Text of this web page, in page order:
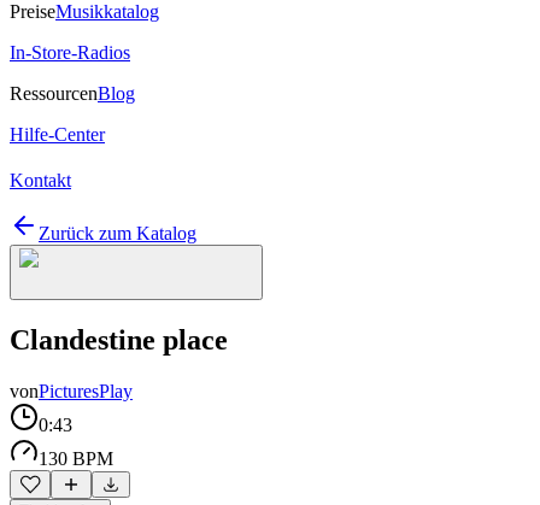
PreiseMusikkatalog
In-Store-Radios
RessourcenBlog
Hilfe-Center
Kontakt
Zurück zum Katalog
Clandestine place
vonPicturesPlay
0:43
130 BPM